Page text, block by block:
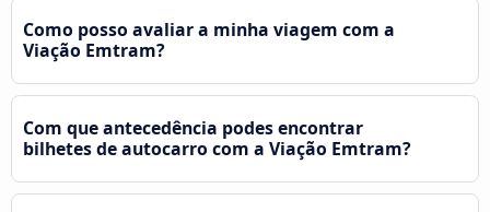
Como posso avaliar a minha viagem com a
Viação Emtram?
Com que antecedência podes encontrar
bilhetes de autocarro com a Viação Emtram?